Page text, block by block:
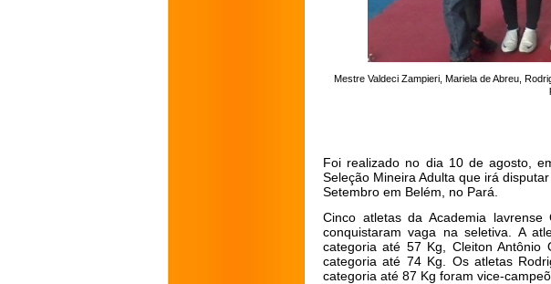
Mestre Valdeci Zampieri, Mariela de Abreu,
Foi realizado no dia 10 de agosto,
Seleção Mineira Adulta que irá
Setembro em Belém, no Pará.
Cinco atletas da Academia
conquistaram vaga na seletiva. A
categoria até 57 Kg, Cleiton Antônio
categoria até 74 Kg. Os atletas
categoria até 87 Kg foram vice-